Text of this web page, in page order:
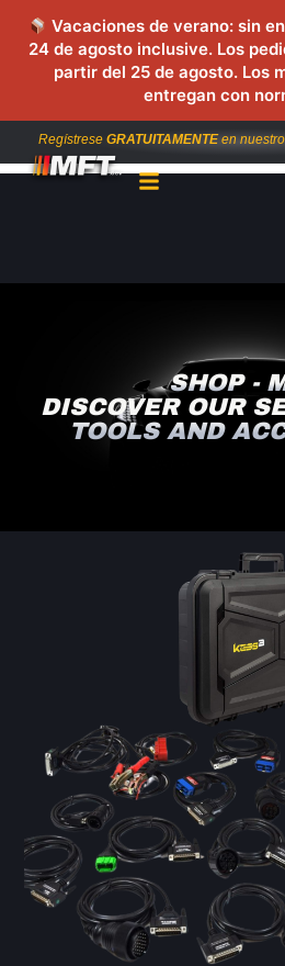
Vacaciones de verano: sin
24 de agosto inclusive. Los
partir del 25 de agosto. Los
entregan con
Regístrese GRATUITAMENTEen
SHOP -
DISCOVER OUR
TOOLS AND